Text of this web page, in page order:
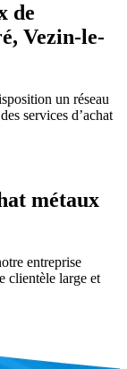
de
Vezin-le-
un réseau
services d’achat
métaux
entreprise
clientèle large et